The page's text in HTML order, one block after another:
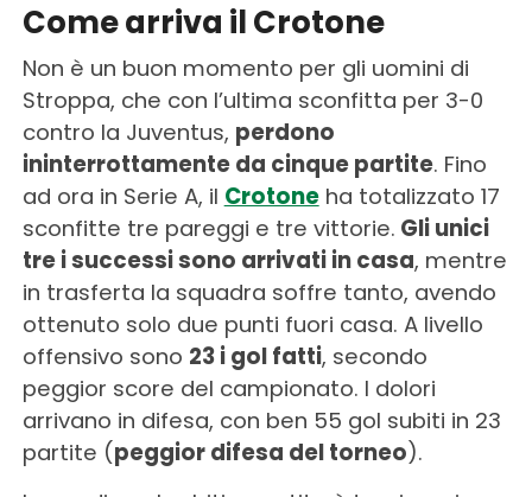
Come arriva il Crotone
Non è un buon momento per gli uomini di
Stroppa, che con l’ultima sconfitta per 3-0
contro la Juventus, perdono
ininterrottamente da cinque partite. Fino
ad ora in Serie A, il Crotone ha totalizzato 17
sconfitte tre pareggi e tre vittorie. Gli unici
tre i successi sono arrivati in casa, mentre
in trasferta la squadra soffre tanto, avendo
ottenuto solo due punti fuori casa. A livello
offensivo sono 23 i gol fatti, secondo
peggior score del campionato. I dolori
arrivano in difesa, con ben 55 gol subiti in 23
partite (peggior difesa del torneo).